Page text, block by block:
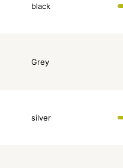
black
Grey
silver